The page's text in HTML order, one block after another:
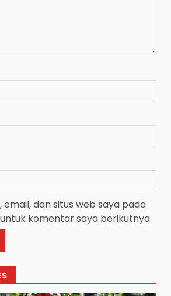
email, dan situs web saya pada
komentar saya berikutnya.